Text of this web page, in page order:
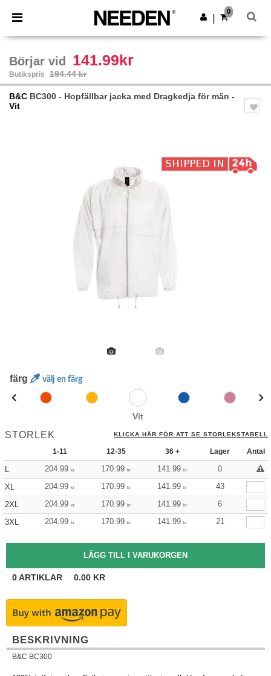
× Needen-app
Bättre priser i appen!
Hämta app
0
Börjar vid 141.99kr
Butikspris 194.44 kr
B&C BC300 - Hopfällbar jacka med Dragkedja för män -
Vit
färg välj en färg
Vit
STORLEK KLICKA HÄR FÖR ATT SE STORLEKSTABELL
1-11 12-35 36 + Lager Antal
L 204.99 kr 170.99 kr 141.99 kr
0
XL
204.99 kr 170.99 kr 141.99 kr
43
2XL
204.99 kr 170.99 kr 141.99 kr
6
3XL
204.99 kr 170.99 kr 141.99 kr 21
0ARTIKLAR 0.00 KR
BESKRIVNING
B&C BC300